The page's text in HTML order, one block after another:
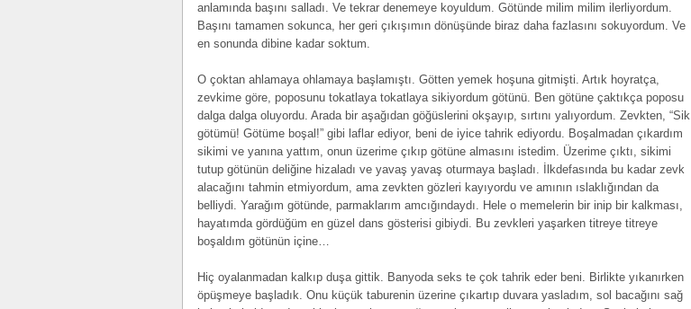
anlamında başını salladı. Ve tekrar denemeye koyuldum. Götünde milim milim ilerliyordum.
Başını tamamen sokunca, her geri çıkışımın dönüşünde biraz daha fazlasını sokuyordum. Ve
en sonunda dibine kadar soktum.
O çoktan ahlamaya ohlamaya başlamıştı. Götten yemek hoşuna gitmişti. Artık hoyratça,
zevkime göre, poposunu tokatlaya tokatlaya sikiyordum götünü. Ben götüne çaktıkça poposu
dalga dalga oluyordu. Arada bir aşağıdan göğüslerini okşayıp, sırtını yalıyordum. Zevkten, “Sik
götümü! Götüme boşal!” gibi laflar ediyor, beni de iyice tahrik ediyordu. Boşalmadan çıkardım
sikimi ve yanına yattım, onun üzerime çıkıp götüne almasını istedim. Üzerime çıktı, sikimi
tutup götünün deliğine hizaladı ve yavaş yavaş oturmaya başladı. İlkdefasında bu kadar zevk
alacağını tahmin etmiyordum, ama zevkten gözleri kayıyordu ve amının ıslaklığından da
belliydi. Yarağım götünde, parmaklarım amcığındaydı. Hele o memelerin bir inip bir kalkması,
hayatımda gördüğüm en güzel dans gösterisi gibiydi. Bu zevkleri yaşarken titreye titreye
boşaldım götünün içine…
Hiç oyalanmadan kalkıp duşa gittik. Banyoda seks te çok tahrik eder beni. Birlikte yıkanırken
öpüşmeye başladık. Onu küçük taburenin üzerine çıkartıp duvara yasladım, sol bacağını sağ